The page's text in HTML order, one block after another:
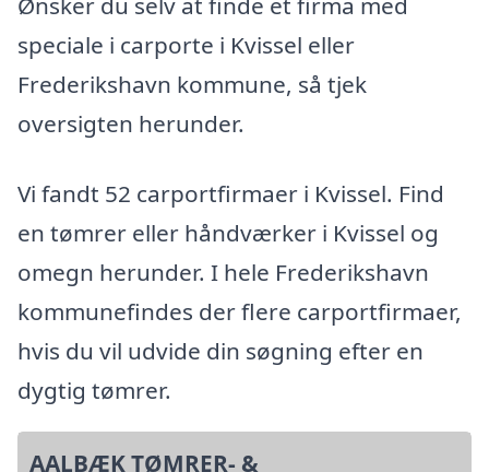
speciale i carporte i Kvissel eller
Frederikshavn kommune, så tjek
oversigten herunder.
Vi fandt 52 carportfirmaer i Kvissel. Find
en tømrer eller håndværker i Kvissel og
omegn herunder. I hele Frederikshavn
kommunefindes der flere carportfirmaer,
hvis du vil udvide din søgning efter en
dygtig tømrer.
AALBÆK TØMRER- &